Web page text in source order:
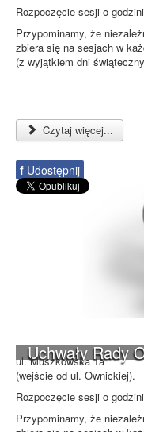
Uchwały Rady
Rozpoczęcie sesji o
Przypominamy, że
zbiera się na sesjach w
(z wyjątkiem dni
Czytaj więcej...
f Udostępnij
ul. Muszkowska 1a
(wejście od ul. Ownickiej).
Rozpoczęcie sesji o
Przypominamy, że